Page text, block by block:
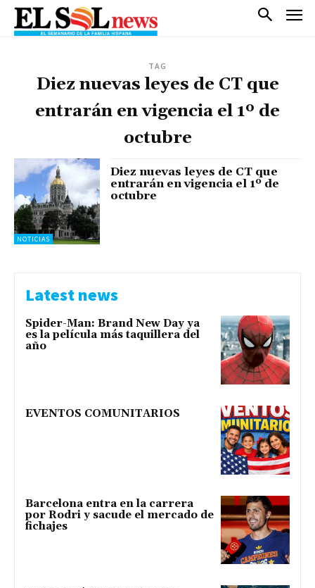
TAG
Diez nuevas leyes de CT que
entrarán en vigencia el 1º de
octubre
NOTICIAS
Diez nuevas leyes de CT que
entrarán en vigencia el 1º de
octubre
Latest news
Spider-Man: Brand New Day ya
es la película más taquillera del
año
EVENTOS COMUNITARIOS
Barcelona entra en la carrera
por Rodri y sacude el mercado de
fichajes